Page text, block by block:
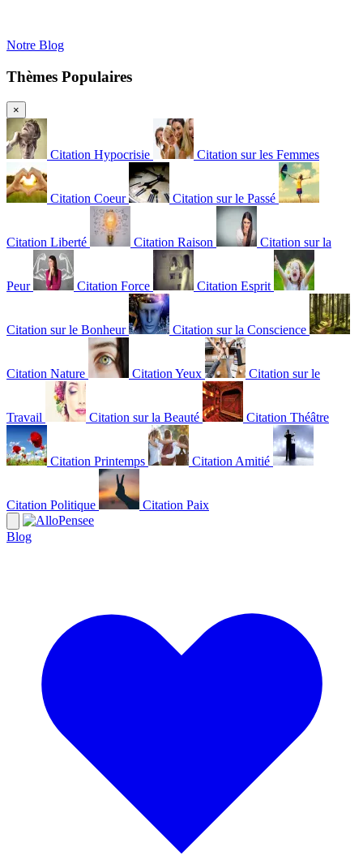
Notre Blog
Thèmes Populaires
×
Citation Hypocrisie Citation sur les Femmes
Citation Coeur Citation sur le Passé
Citation Liberté Citation Raison Citation sur la
Peur Citation Force Citation Esprit
Citation sur le Bonheur Citation sur la Conscience
Citation Nature Citation Yeux Citation sur le
Travail Citation sur la Beauté Citation Théâtre
Citation Printemps Citation Amitié
Citation Politique Citation Paix
Blog